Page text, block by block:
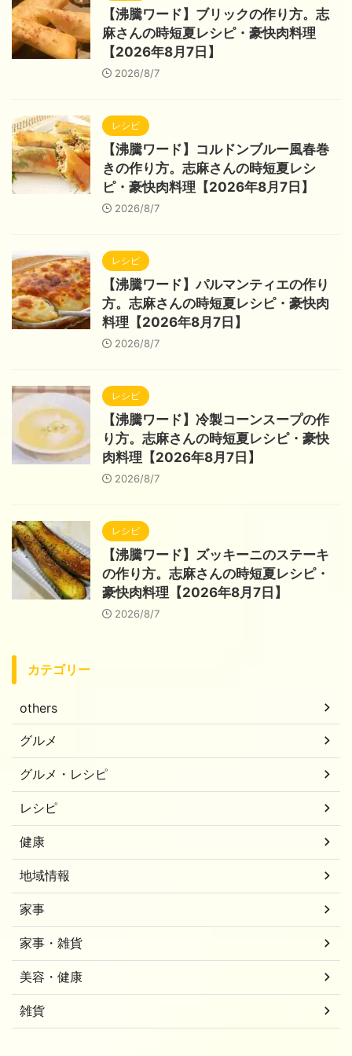
【沸騰ワード】ブリックの作り方。志
麻さんの時短夏レシピ・豪快肉料理
【2026年8月7日】
2026/8/7
レシピ
【沸騰ワード】コルドンブルー風春巻
きの作り方。志麻さんの時短夏レシ
ピ・豪快肉料理【2026年8月7日】
2026/8/7
レシピ
【沸騰ワード】パルマンティエの作り
方。志麻さんの時短夏レシピ・豪快肉
料理【2026年8月7日】
2026/8/7
レシピ
【沸騰ワード】冷製コーンスープの作
り方。志麻さんの時短夏レシピ・豪快
肉料理【2026年8月7日】
2026/8/7
レシピ
【沸騰ワード】ズッキーニのステーキ
の作り方。志麻さんの時短夏レシピ・
豪快肉料理【2026年8月7日】
2026/8/7
カテゴリー
others
グルメ
グルメ・レシピ
レシピ
健康
地域情報
家事
家事・雑貨
美容・健康
雑貨